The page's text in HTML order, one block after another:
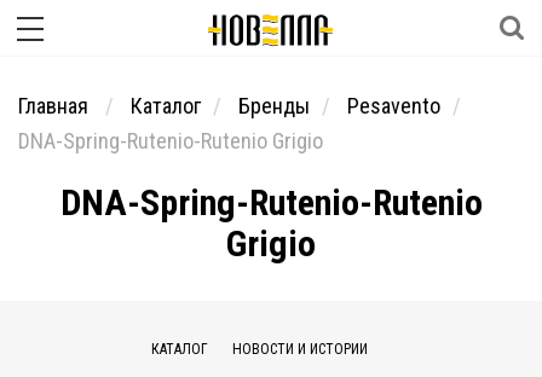
Главная Каталог Бренды
Pesavento
DNA-Spring-Rutenio-Rutenio Grigio
DNA-Spring-Rutenio-Rutenio
Grigio
КАТАЛОГ НОВОСТИ И ИСТОРИИ